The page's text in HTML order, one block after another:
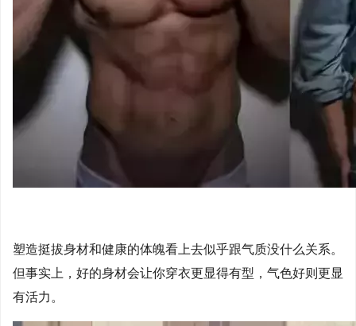
塑造挺拔身材和健康的体魄看上去似乎跟气质没什么关系。
但事实上，好的身材会让你穿衣更显得有型，气色好则更显
有活力。